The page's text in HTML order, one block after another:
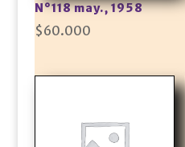
N°118 may., 1958
$60.000